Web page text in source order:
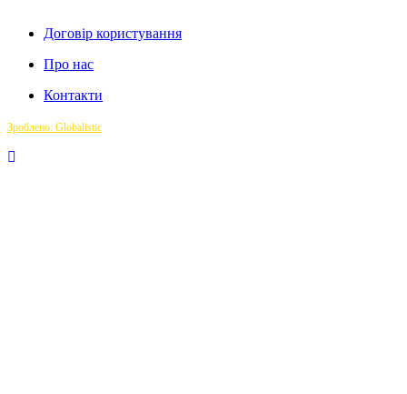
Договір користування
Про нас
Контакти
Зроблено: Globalistic